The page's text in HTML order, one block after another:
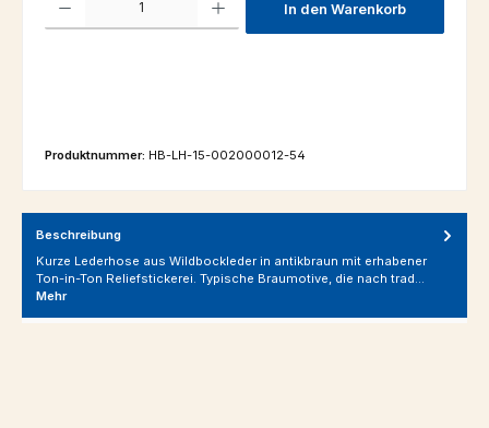
In den Warenkorb
Produktnummer: HB-LH-15-002000012-54
Beschreibung
Kurze Lederhose aus Wildbockleder in antikbraun mit erhabener
Ton-in-Ton Reliefstickerei. Typische Braumotive, die nach trad…
Mehr